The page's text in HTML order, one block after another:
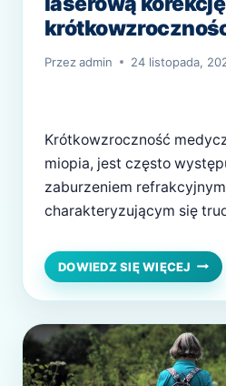
Przezadmin 24 listopada,
Krótkowzroczność
miopia, jest często
zaburzeniem
charakteryzującym się
promienie światła
zamiast na niej, co
widzenia dalekich
laserowej korekcji
pod nazwą LASIK (Laser-
Keratomileusis),
DOWIEDZ SIĘ WIĘCEJ